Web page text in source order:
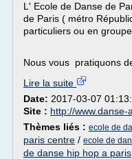
L' Ecole de Danse de
de Paris ( métro
particuliers ou en groupe.
Nous vous pratiquons
Lire la suite
Date: 2017-03-07
Site : http://www.danse-
Thèmes liés : ecole de
paris centre / ecole de
de danse hip hop a paris